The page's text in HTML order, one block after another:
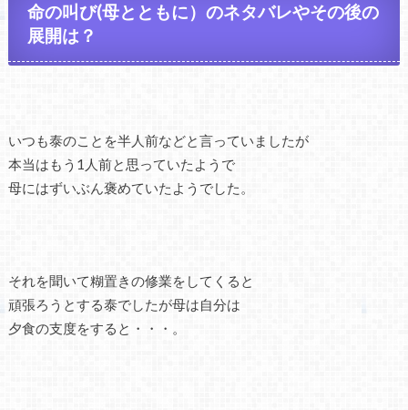
命の叫び(母とともに）のネタバレやその後の
展開は？
いつも泰のことを半人前などと言っていましたが
本当はもう1人前と思っていたようで
母にはずいぶん褒めていたようでした。
それを聞いて糊置きの修業をしてくると
頑張ろうとする泰でしたが母は自分は
夕食の支度をすると・・・。